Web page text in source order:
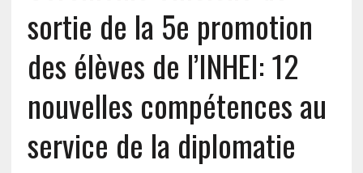
sortie de la 5e promotion
des élèves de l’INHEI: 12
nouvelles compétences au
service de la diplomatie